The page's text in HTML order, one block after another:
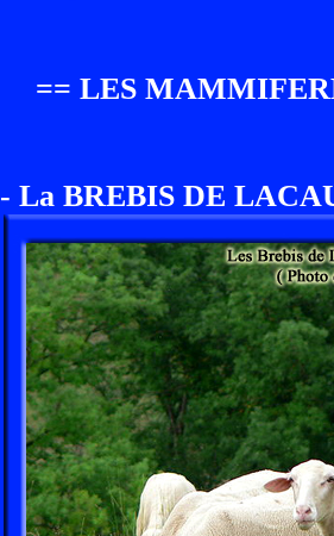
== LES
- La BREBIS DE